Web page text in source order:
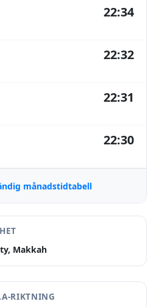
22:34
22:32
22:31
22:30
månadstidtabell
Makkah
RIKTNING